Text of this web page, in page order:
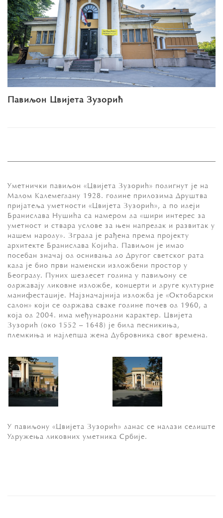
Павиљон Цвијета Зузорић
Уметнички павиљон «Цвијета Зузорић» подигнут је на
Малом Калемегдану 1928. године прилозима Друштва
пријатеља уметности «Цвијета Зузорић», а по идеји
Бранислава Нушића са намером да «шири интерес за
уметност и ствара услове за њен напредак и развитак у
нашем народу». Зграда је рађена према пројекту
архитекте Бранислава Којића. Павиљон је имао
посебан значај од оснивања до Другог светског рата
када је био први наменски изложбени простор у
Београду. Пуних шездесет година у павиљону се
одржавају ликовне изложбе, концерти и друге културне
манифестације. Најзначајнија изложба је «Октобарски
салон» који се одржава сваке године почев од 1960, а
која од 2004. има међународни карактер. Цвијета
Зузорић (око 1552 – 1648) је била песникиња,
племкиња и најлепша жена Дубровника свог времена.
У павиљону «Цвијета Зузорић» данас се налази седиште
Удружења ликовних уметника Србије.